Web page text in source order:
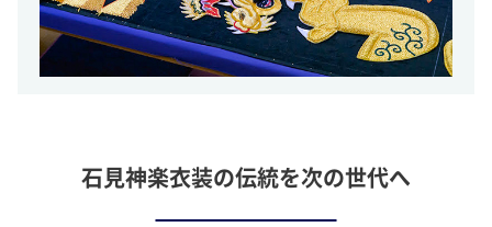
石見神楽衣装の伝統を次の世代へ